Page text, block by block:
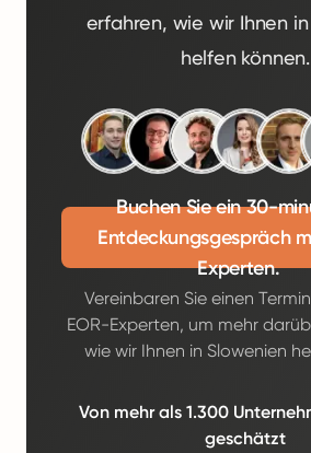
erfahren, wie wir Ihnen
helfen können.
Buchen Sie ein 30-
Entdeckungsgespräch
Experten.
Vereinbaren Sie einen
EOR-Experten, um mehr
wie wir Ihnen in Slowenien
Von mehr als 1.300
geschätzt